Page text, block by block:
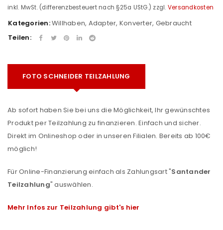
inkl. MwSt. (differenzbesteuert nach §25a UStG.) zzgl. Versandkosten
Kategorien:Willhaben, Adapter, Konverter, Gebraucht
Teilen:
FOTO SCHNEIDER TEILZAHLUNG
Ab sofort haben Sie bei uns die Möglichkeit, Ihr gewünschtes
Produkt per Teilzahlung zu finanzieren. Einfach und sicher.
Direkt im Onlineshop oder in unseren Filialen. Bereits ab 100€
möglich!
Für Online-Finanzierung einfach als Zahlungsart "Santander
Teilzahlung" auswählen.
Mehr Infos zur Teilzahlung gibt's hier